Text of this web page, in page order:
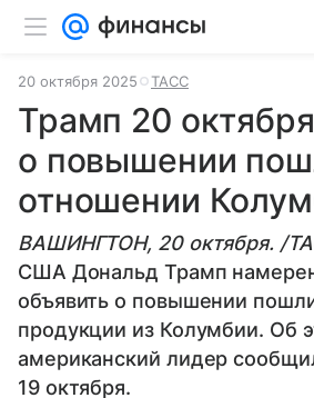
20 октября 2025 ТАСС
Трамп 20
о повышении
отношении
ВАШИНГТОН, 20 октября. /
США Дональд Трамп
объявить о повышении
продукции из Колумбии. Об
американский лидер
19 октября.